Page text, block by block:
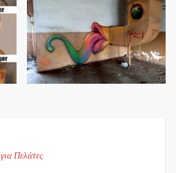
για Πελάτες